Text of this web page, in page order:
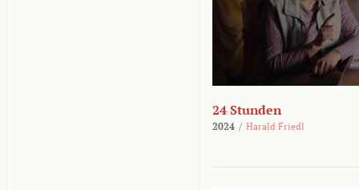
24 Stunden
2024 / Harald Friedl